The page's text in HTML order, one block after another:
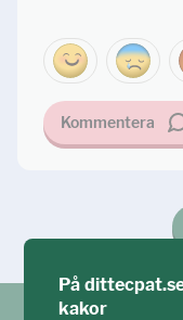
Kommentera
På
kakor